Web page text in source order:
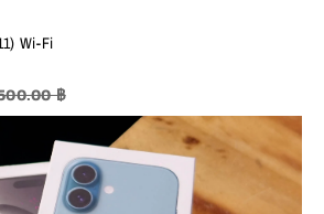
Wi-Fi
฿